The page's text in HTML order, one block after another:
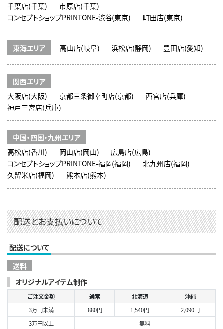
千葉店(千葉)
市原店(千葉)
コンセプトショップPRINTONE-渋谷(東京)
町田店(東京)
東海エリア 高山店(岐阜) 浜松店(静岡) 豊田店(愛知)
関西エリア
大阪店(大阪)
京都三条御幸町店(京都)
西宮店(兵庫)
神戸三宮店(兵庫)
中国・四国・九州エリア
高松店(香川)
岡山店(岡山)
広島店(広島)
コンセプトショップPRINTONE-福岡(福岡)
北九州店(福岡)
久留米店(福岡)
熊本店(熊本)
配送とお支払いについて
配送について
送料
オリジナルアイテム制作
ご注文金額 通常 北海道
沖縄
3万円未満
880円 1,540円
2,090円
3万円以上
無料